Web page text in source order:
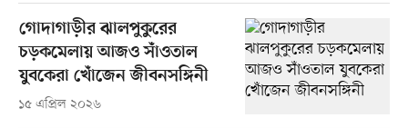
গোদাগাড়ীর ঝালপুকুরের
চড়কমেলায় আজও সাঁওতাল
যুবকেরা খোঁজেন জীবনসঙ্গিনী
১৫ এপ্রিল ২০২৬